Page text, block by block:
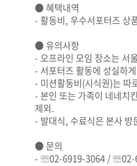
● 혜택내역
- 활동비, 우수서포터즈 상
● 유의사항
- 오프라인 모임 장소는 서
- 서포터즈 활동에 성실하
- 미션활동비(시식권)는 따
- 본인 또는 가족이 네네치
제외.
- 발대식, 수료식은 본사 방
● 문의
- ☏02-6919-3064 / ☏02-